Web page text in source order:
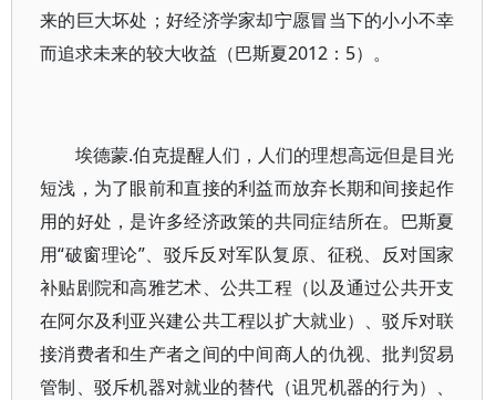
来的巨大坏处；好经济学家却宁愿冒当下的小小不幸
而追求未来的较大收益（巴斯夏2012：5）。
埃德蒙.伯克提醒人们，人们的理想高远但是目光
短浅，为了眼前和直接的利益而放弃长期和间接起作
用的好处，是许多经济政策的共同症结所在。巴斯夏
用“破窗理论”、驳斥反对军队复原、征税、反对国家
补贴剧院和高雅艺术、公共工程（以及通过公共开支
在阿尔及利亚兴建公共工程以扩大就业）、驳斥对联
接消费者和生产者之间的中间商人的仇视、批判贸易
管制、驳斥机器对就业的替代（诅咒机器的行为）、